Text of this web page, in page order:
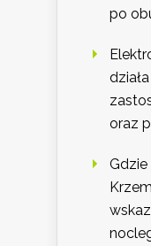
po
oraz